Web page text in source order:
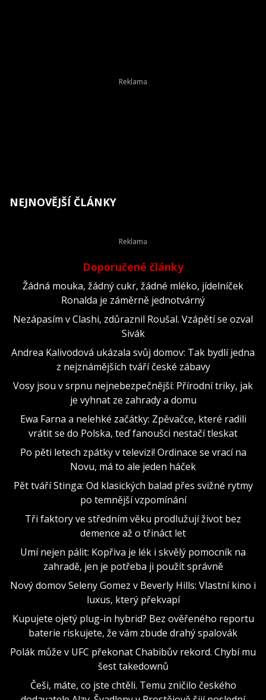
NEJNOVĚJŠÍ ČLÁNKY
Doporučené články
Žádná mouka, žádný cukr, žádné mléko, jídelníček
Ronalda je záměrně jednotvárný
Nezápasím v Clashi, zdůraznil Roušal. Vzápětí se ozval
Sivák
Andrea Kalivodová ukázala svůj domov: Tak bydlí jedna
z nejznámějších tváří české zábavy
Vosy jsou v srpnu nejnebezpečnější: Přírodní triky, jak
je vyhnat ze zahrady a domu
Ewa Farna a nelehké začátky: Zpěvačce, které radili
vrátit se do Polska, teď fanoušci nestačí tleskat
Po pěti letech zpátky v televizi! Ordinace se vrací na
Novu, má to ale jeden háček
Pět tváří Stinga: Od klasických balad přes svižné rytmy
po temnější vzpomínání
Tři faktory ve středním věku prodlužují život bez
demence až o třináct let
Umí nejen pálit: Kopřiva je lék i skvělý pomocník na
zahradě, jen je potřeba ji použít správně
Nový domov Seleny Gomez v Beverly Hills: Vlastní kino i
luxus, který překvapí
Kupujete ojetý plug-in hybrid? Bez ověřeného reportu
baterie riskujete, že vám zbude drahý spalovák
Polák může v UFC překonat Chabibův rekord. Chybí mu
šest takedownů
Češi, máte, co jste chtěli. Temu zničilo českého